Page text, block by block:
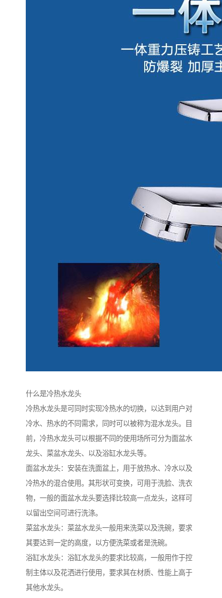
什么是冷热水龙头
冷热水龙头是可同时实现冷热水的切换，以达到用户对
冷水、热水的不同需求，同时可以被称为混水龙头。目
前，冷热水龙头可以根据不同的使用场所可分为面盆水
龙头、菜盆水龙头、以及浴缸水龙头等。
面盆水龙头：安装在洗面盆上，用于放热水、冷水以及
冷热水的混合使用。其形状可变换，可用于洗脸、洗衣
物，一般的面盆水龙头要选择比较高一点龙头，这样可
以留出空间可进行洗涤。
菜盆水龙头：菜盆水龙头一般用来洗菜以及洗碗，要求
其要达到一定的高度，以方便洗菜或者是洗碗。
浴缸水龙头：浴缸水龙头的要求比较高，一般用作于控
制主体以及花洒进行使用，要求其在材质、性能上高于
其他水龙头。